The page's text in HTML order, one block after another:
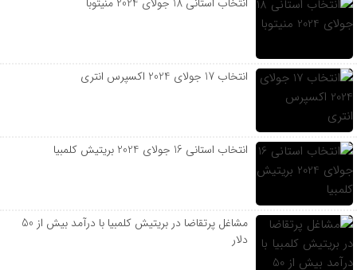
انتخاب 17 جولای 2024 اکسپرس انتری
انتخاب استانی 16 جولای 2024 بریتیش کلمبیا
مشاغل پرتقاضا در بریتیش کلمبیا با درآمد بیش از 50
دلار